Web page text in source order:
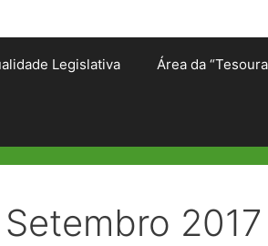
Legislativa Área da
Setembro 2017